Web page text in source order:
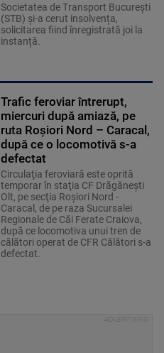
Societatea de Transport București
(STB) și-a cerut insolvența,
solicitarea fiind înregistrată joi la
instanță.
Trafic feroviar întrerupt,
miercuri după amiază, pe
ruta Roşiori Nord – Caracal,
după ce o locomotivă s-a
defectat
Circulaţia feroviară este oprită
temporar în staţia CF Drăgăneşti
Olt, pe secţia Roşiori Nord -
Caracal, de pe raza Sucursalei
Regionale de Căi Ferate Craiova,
după ce locomotiva unui tren de
călători operat de CFR Călători s-a
defectat.